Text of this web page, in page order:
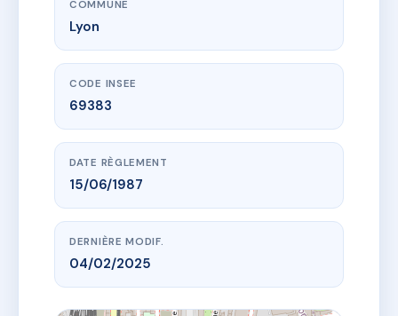
COMMUNE
Lyon
CODE INSEE
69383
DATE RÈGLEMENT
15/06/1987
DERNIÈRE MODIF.
04/02/2025